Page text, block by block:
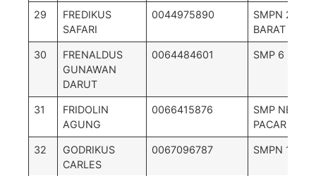
29
FREDIKUS
SAFARI
0044975890
SMPN 2
BARAT
30
FRENALDUS
GUNAWAN
DARUT
0064484601 SMP 6
31
FRIDOLIN
AGUNG
0066415876
SMP
PACAR
32
GODRIKUS
CARLES
0067096787 SMPN 1